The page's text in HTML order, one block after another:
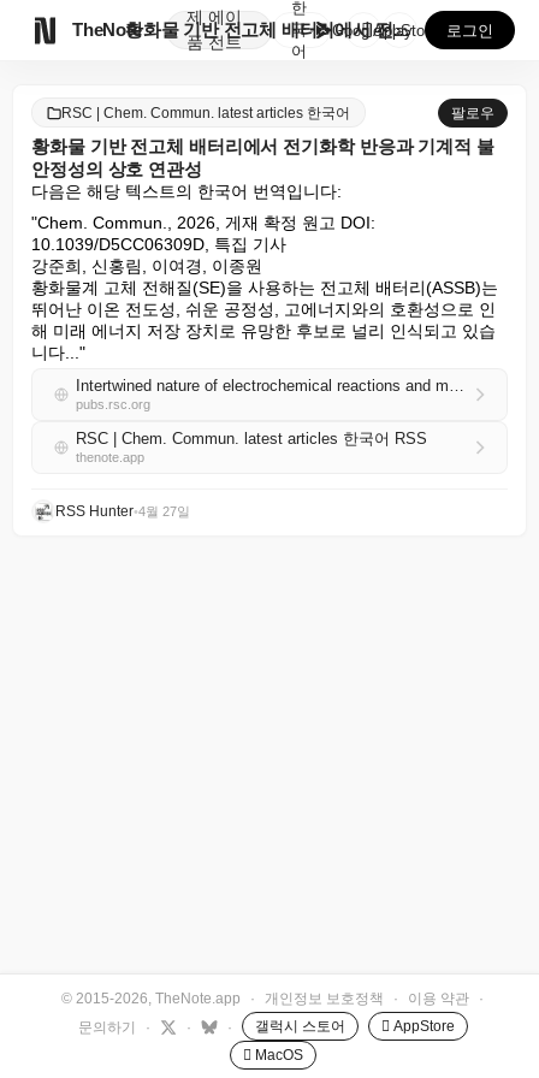
TheNote
제
품
에이
전트
황화물 기반 전고체 배터리에서 전기화학 반응과 기계적 ...
한
국
어
GooglePlay
AppStore 로그인
RSC | Chem. Commun. latest articles 한국어 팔로우
황화물 기반 전고체 배터리에서 전기화학 반응과 기계적 불
안정성의 상호 연관성
다음은 해당 텍스트의 한국어 번역입니다:
"Chem. Commun., 2026, 게재 확정 원고 DOI:
10.1039/D5CC06309D, 특집 기사
강준희, 신홍림, 이여경, 이종원
황화물계 고체 전해질(SE)을 사용하는 전고체 배터리(ASSB)는
뛰어난 이온 전도성, 쉬운 공정성, 고에너지와의 호환성으로 인
해 미래 에너지 저장 장치로 유망한 후보로 널리 인식되고 있습
니다..."
Intertwined nature of electrochemical reactions and mechanical instability in sulfide-based all-solid-state batteries
pubs.rsc.org
RSC | Chem. Commun. latest articles 한국어 RSS
thenote.app
RSS Hunter•4월 27일
© 2015-2026, TheNote.app · 개인정보 보호정책 · 이용 약관
·
문의하기
· · · 갤럭시 스토어
 AppStore
 MacOS